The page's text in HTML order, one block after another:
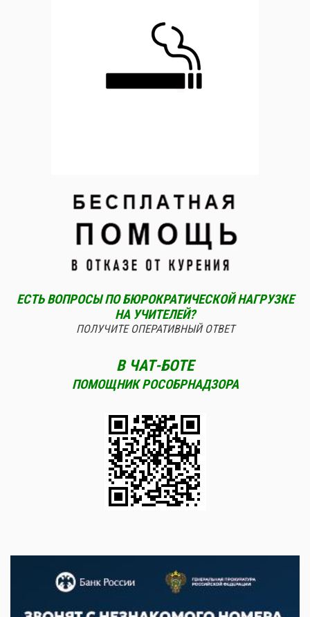
ЕСТЬ ВОПРОСЫ ПО БЮРОКРАТИЧЕСКОЙ НАГРУЗКЕ
НА УЧИТЕЛЕЙ?
ПОЛУЧИТЕ ОПЕРАТИВНЫЙ ОТВЕТ
В ЧАТ-БОТЕ
ПОМОЩНИК РОСОБРНАДЗОРА